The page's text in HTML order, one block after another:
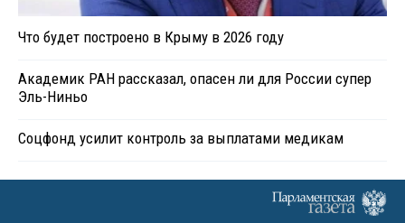
Что будет построено в Крыму в 2026 году
Академик РАН рассказал, опасен ли для России супер
Эль-Ниньо
Соцфонд усилит контроль за выплатами медикам